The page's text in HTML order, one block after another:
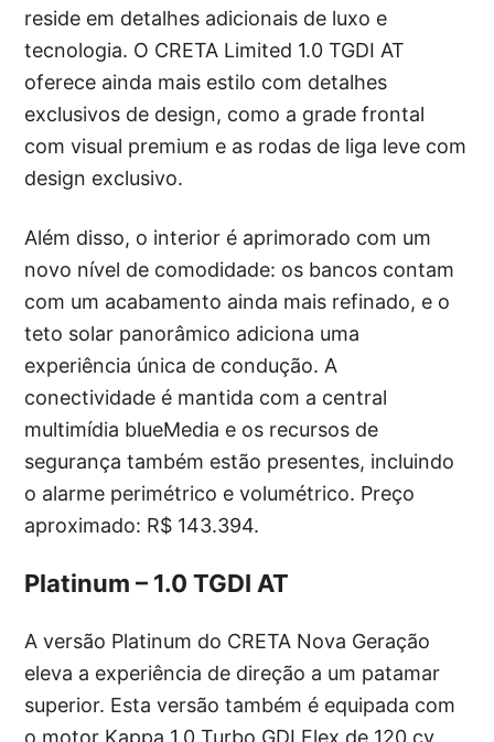
reside em detalhes adicionais de luxo e
tecnologia. O CRETA Limited 1.0 TGDI AT
oferece ainda mais estilo com detalhes
exclusivos de design, como a grade frontal
com visual premium e as rodas de liga leve com
design exclusivo.
Além disso, o interior é aprimorado com um
novo nível de comodidade: os bancos contam
com um acabamento ainda mais refinado, e o
teto solar panorâmico adiciona uma
experiência única de condução. A
conectividade é mantida com a central
multimídia blueMedia e os recursos de
segurança também estão presentes, incluindo
o alarme perimétrico e volumétrico. Preço
aproximado: R$ 143.394.
Platinum – 1.0 TGDI AT
A versão Platinum do CRETA Nova Geração
eleva a experiência de direção a um patamar
superior. Esta versão também é equipada com